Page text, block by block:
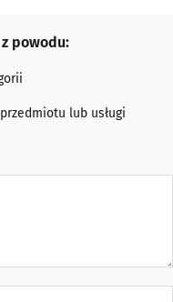
powodu:
lub usługi